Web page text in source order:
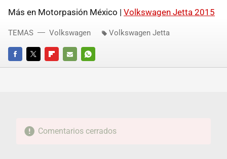
Más en Motorpasión México | Volkswagen Jetta 2015
FACEBOOKTWITTERFLIPBOARD
E-
WHATSAPP
TEMAS Volkswagen Volkswagen Jetta
Comentarios cerrados